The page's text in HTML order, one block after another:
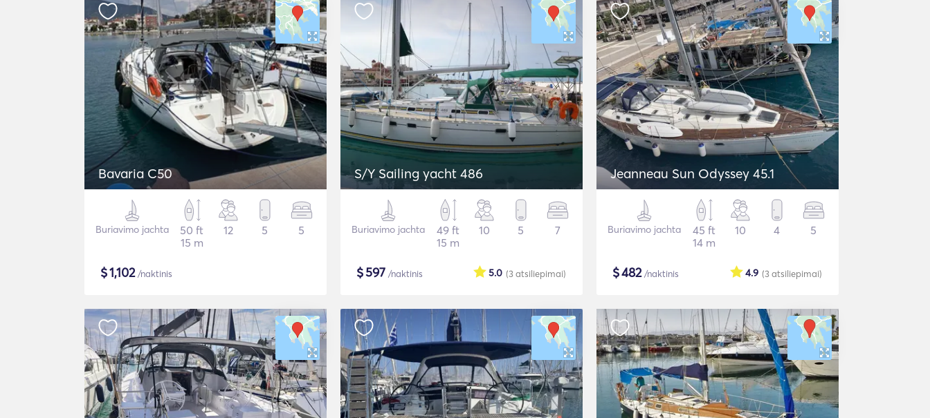
Bavaria C50
Buriavimo jachta
50 ft
15 m
12 5 5
$1,102/naktinis
S/Y Sailing yacht 486
Buriavimo jachta
49 ft
15 m
10 5 7
$597 /naktinis (3atsiliepimai)
5.0
Jeanneau Sun Odyssey 45.1
Buriavimo jachta
45 ft
14 m
10 4 5
$482/naktinis (3atsiliepimai)
4.9